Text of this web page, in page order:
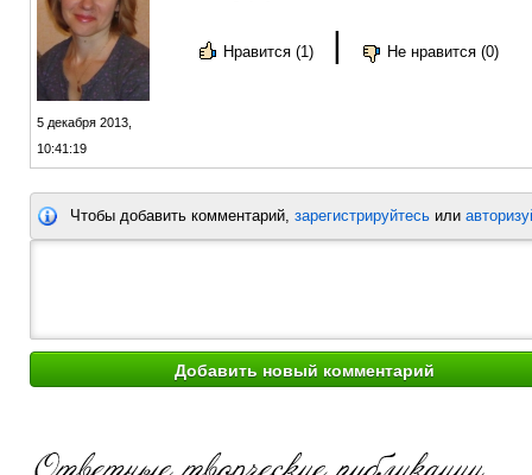
5 декабря 2013,
10:41:19
Нравится (1) | Не нравится (0)
Чтобы добавить комментарий, зарегистрируйтесь или